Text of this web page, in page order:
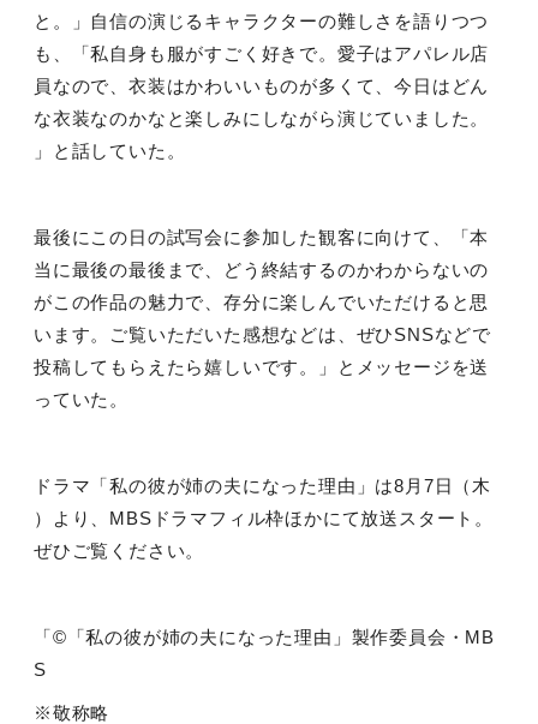
と。」自信の演じるキャラクターの難しさを語りつつ
も、「私自身も服がすごく好きで。愛子はアパレル店
員なので、衣装はかわいいものが多くて、今日はどん
な衣装なのかなと楽しみにしながら演じていました。
」と話していた。
最後にこの日の試写会に参加した観客に向けて、「本
当に最後の最後まで、どう終結するのかわからないの
がこの作品の魅力で、存分に楽しんでいただけると思
います。ご覧いただいた感想などは、ぜひSNSなどで
投稿してもらえたら嬉しいです。」とメッセージを送
っていた。
ドラマ「私の彼が姉の夫になった理由」は8 月 7日（木
）より、 MBS ドラマフィル枠ほかにて放送スタート。
ぜひご覧ください。
「© 「私の彼が姉の夫になった理由」製作委員会・ MB
S
※敬称略